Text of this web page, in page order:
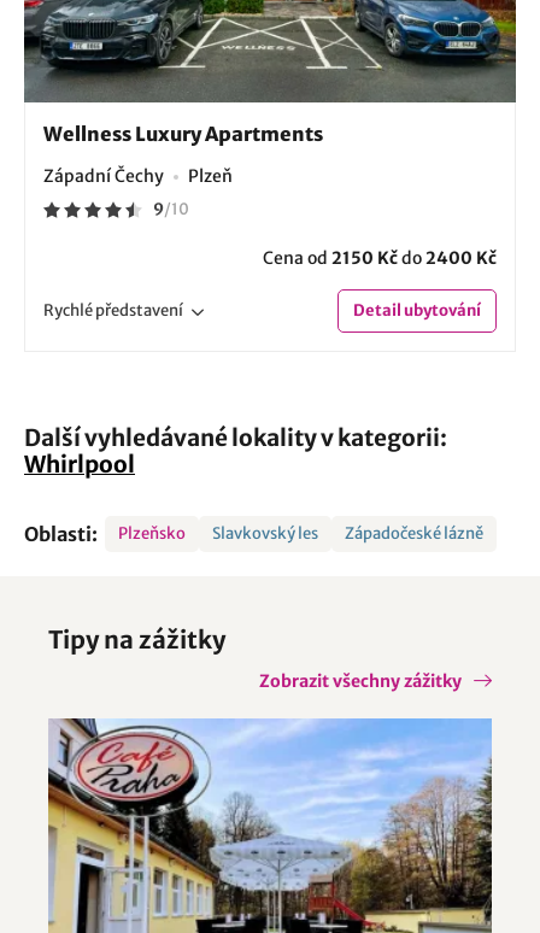
Wellness Luxury Apartments
Západní Čechy Plzeň
9/10
Cena od 2150 Kčdo2400 Kč
Rychlépředstavení Detailubytování
Další vyhledávané lokality v kategorii:
Whirlpool
Oblasti: Plzeňsko Slavkovský les Západočeské lázně
Tipy na zážitky
Zobrazit všechny zážitky